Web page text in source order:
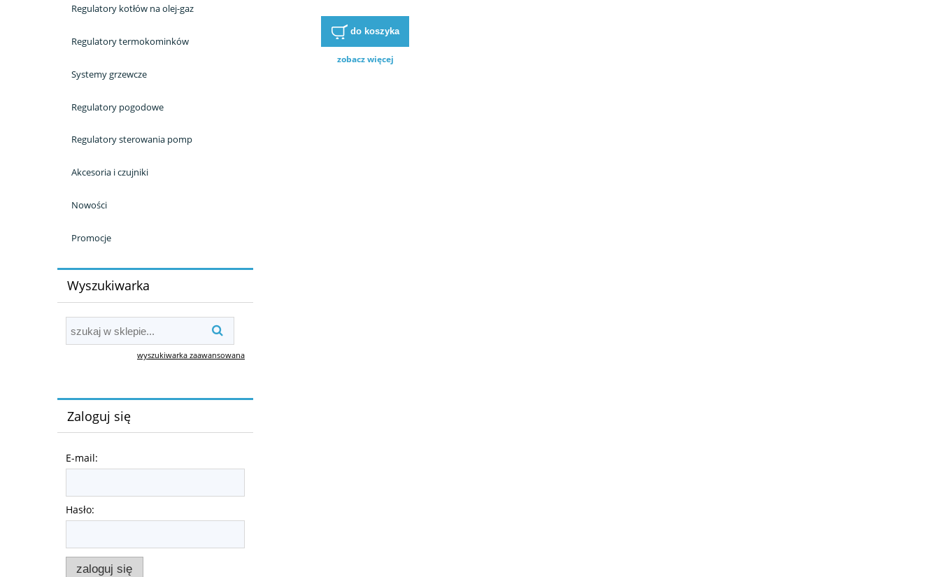
Regulatory kotłów na olej-gaz
Regulatory termokominków
Systemy grzewcze
Regulatory pogodowe
Regulatory sterowania pomp
Akcesoria i czujniki
Nowości
Promocje
Wyszukiwarka
wyszukiwarka zaawansowana
Zaloguj się
E-mail:
Hasło:
zaloguj się
do koszyka
zobacz więcej